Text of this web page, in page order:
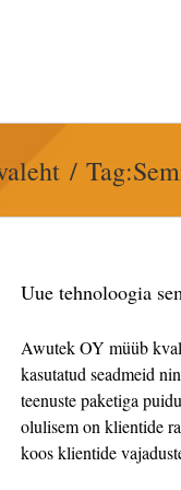
Tag:
Uue tehnoloogia
Awutek OY müüb
kasutatud seadmeid
teenuste paketiga
olulisem on klientide
koos klientide